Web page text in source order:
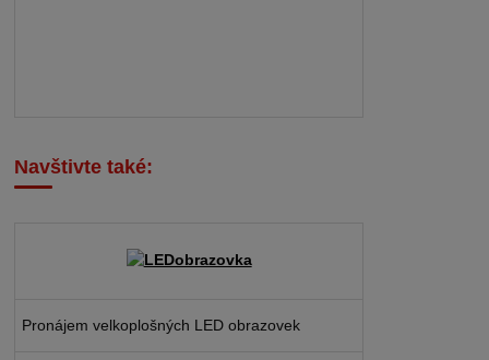
Navštivte také:
Pronájem velkoplošných LED obrazovek